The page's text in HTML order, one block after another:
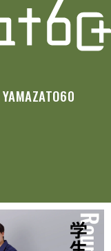
YAMAZATO60